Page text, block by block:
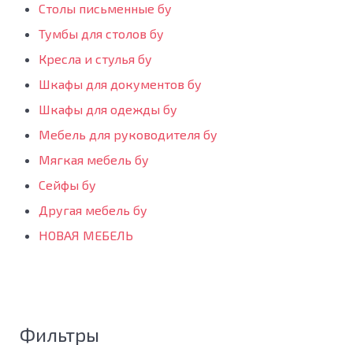
Столы письменные бу
Тумбы для столов бу
Кресла и стулья бу
Шкафы для документов бу
Шкафы для одежды бу
Мебель для руководителя бу
Мягкая мебель бу
Сейфы бу
Другая мебель бу
НОВАЯ МЕБЕЛЬ
Фильтры